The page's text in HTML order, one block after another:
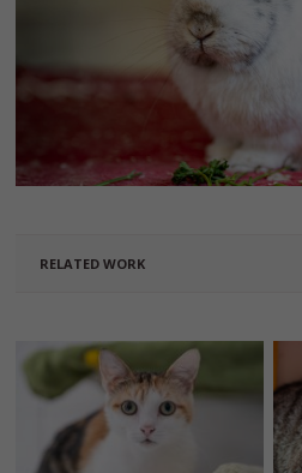
RELATED WORK